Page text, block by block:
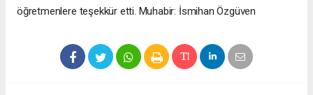
öğretmenlere teşekkür etti. Muhabir: İsmihan Özgüven